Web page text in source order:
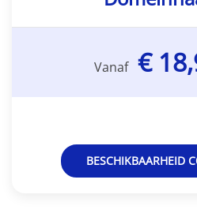
Vanaf €
BESCHIKBAARHEID